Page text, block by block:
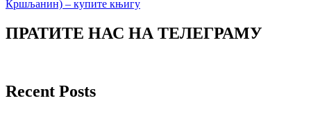
ПРАТИТЕ НАС НА ТЕЛЕГРАМУ
Recent Posts